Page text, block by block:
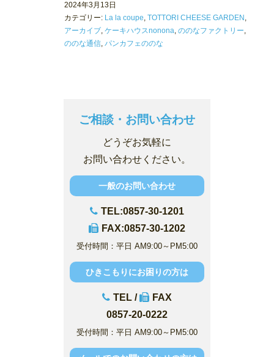
2024年3月13日
カテゴリー: La la coupe, TOTTORI CHEESE GARDEN ,
アーカイブ, ケーキハウスnonona, ののなファクトリー,
ののな通信, パンカフェののな
ご相談・お問い合わせ
どうぞお気軽に
お問い合わせください。
一般のお問い合わせ
TEL:0857-30-1201
FAX:0857-30-1202
受付時間：平日 AM9:00～PM5:00
ひきこもりにお困りの方は
TEL /
FAX
0857-20-0222
受付時間：平日 AM9:00～PM5:00